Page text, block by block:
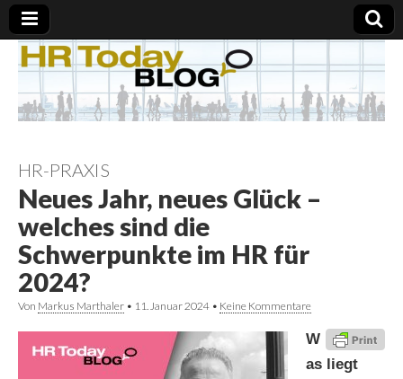
HR-PRAXIS
Neues Jahr, neues Glück –
welches sind die
Schwerpunkte im HR für
2024?
Von Markus Marthaler • 11. Januar 2024 • Keine Kommentare
W
as liegt